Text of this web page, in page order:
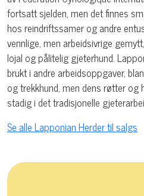
fortsatt sjelden, men det finnes
hos reindriftssamer og andre
vennlige, men arbeidsivrige
lojal og pålitelig gjeterhund.
brukt i andre arbeidsoppgaver,
og trekkhund, men dens røtter
stadig i det tradisjonelle
Se alle Lapponian Herder til salgs